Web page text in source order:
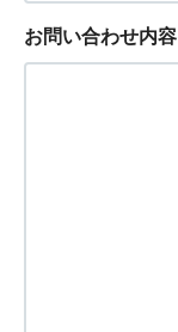
お問い合わせ内容